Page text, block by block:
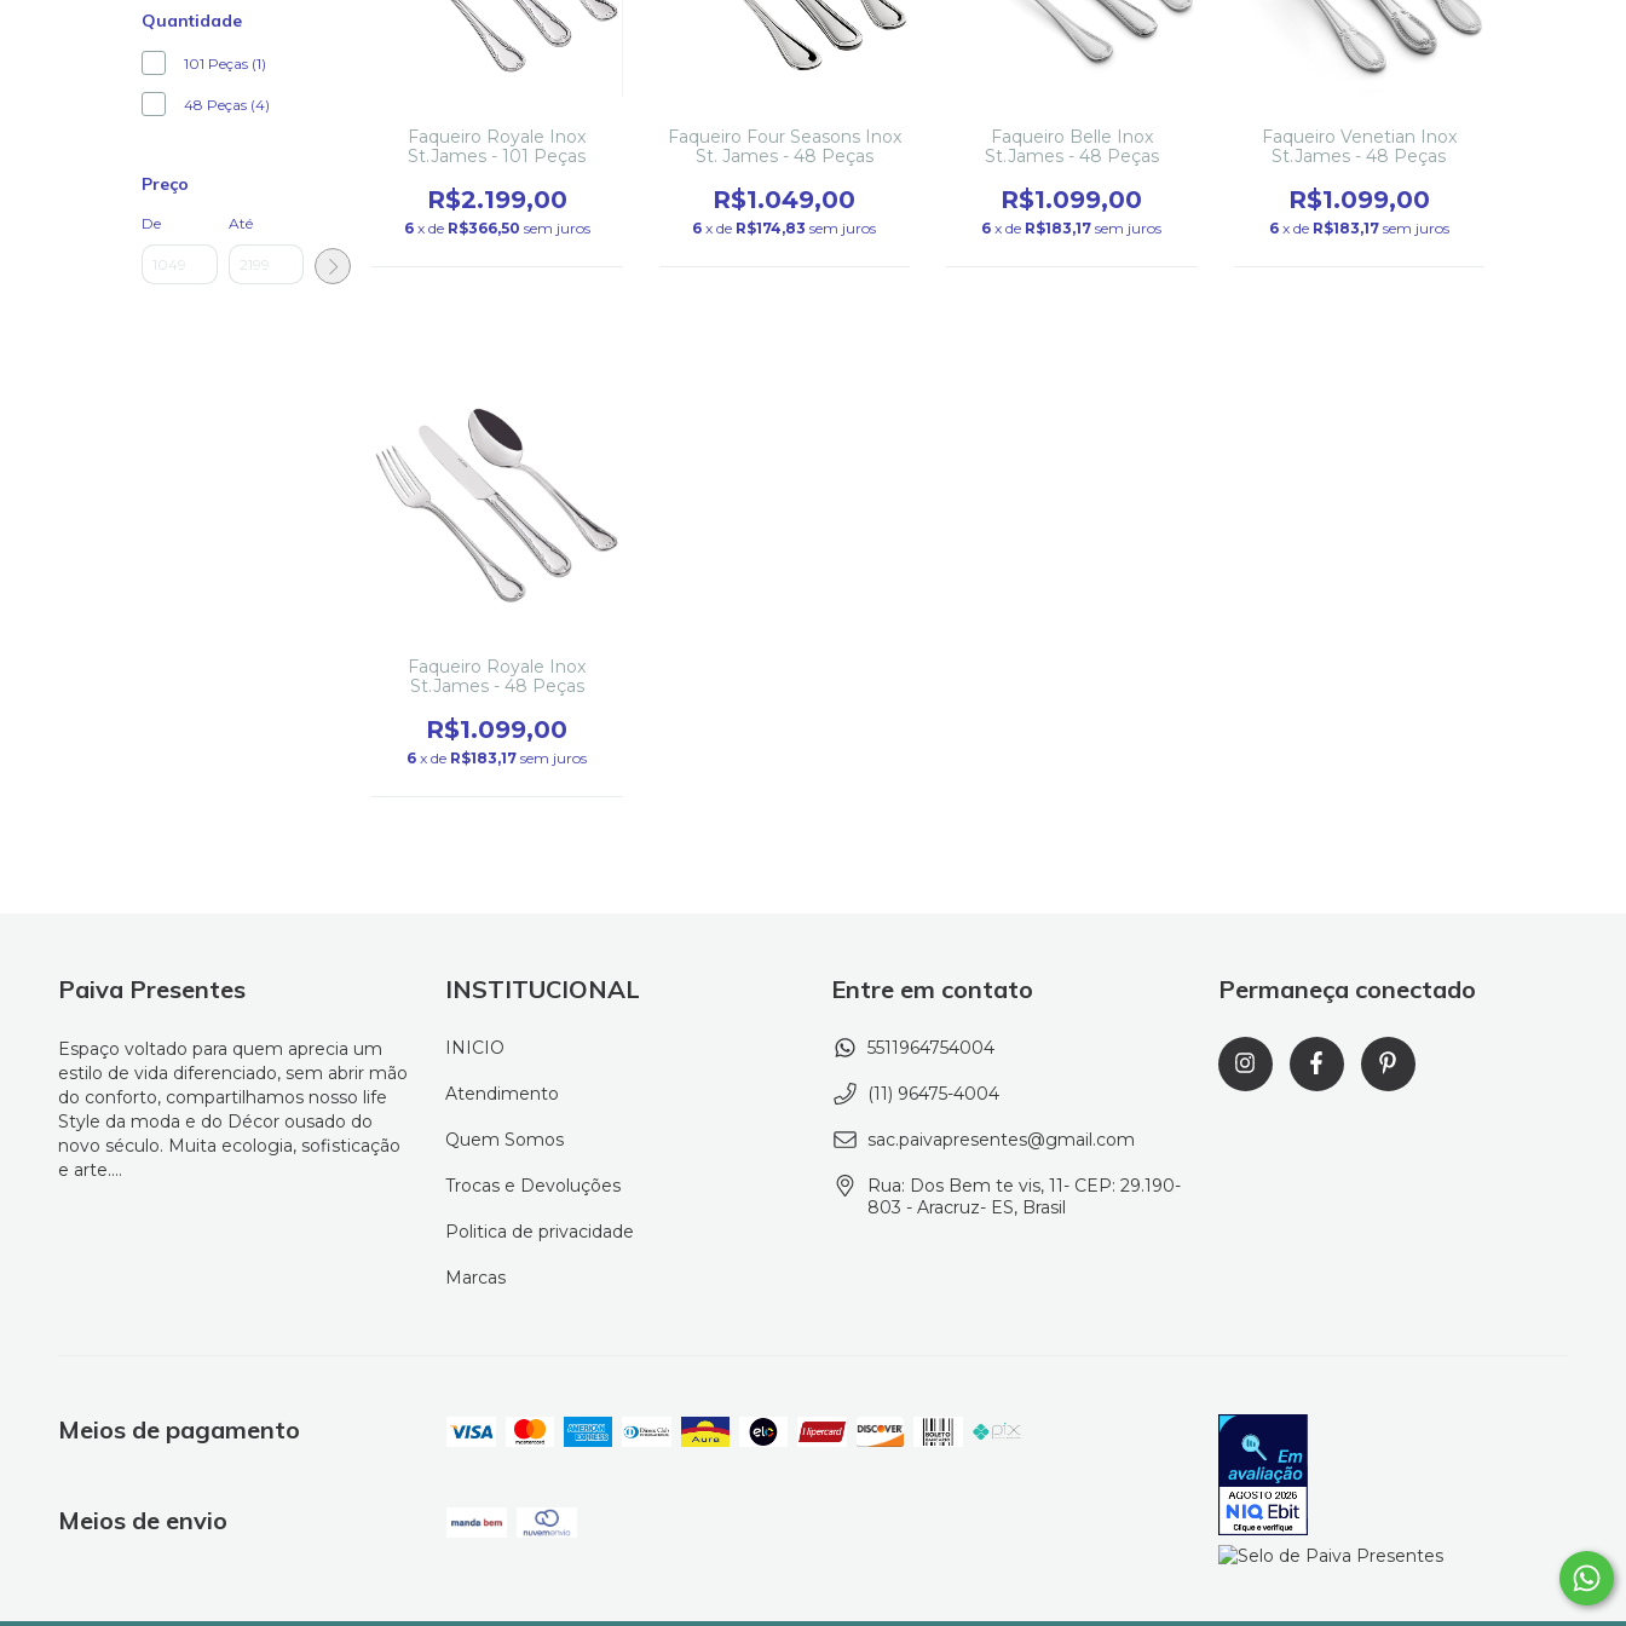
Quantidade
101 Peças (1)
48 Peças (4)
Preço
De Até
Faqueiro Royale Inox
St.James - 101 Peças
R$2.199,00
6 x de R$366,50 sem juros
Faqueiro Four Seasons Inox
St. James - 48 Peças
R$1.049,00
6 x de R$174,83 sem juros
Faqueiro Belle Inox
St.James - 48 Peças
R$1.099,00
6 x de R$183,17 sem juros
Faqueiro Venetian Inox
St.James - 48 Peças
R$1.099,00
6 x de R$183,17 sem juros
Faqueiro Royale Inox
St.James - 48 Peças
R$1.099,00
6 x de R$183,17 sem juros
Paiva Presentes
Espaço voltado para quem aprecia um
estilo de vida diferenciado, sem abrir mão
do conforto, compartilhamos nosso life
Style da moda e do Décor ousado do
novo século. Muita ecologia, sofisticação
e arte....
INSTITUCIONAL
INICIO
Atendimento
Quem Somos
Trocas e Devoluções
Politica de privacidade
Marcas
Entre em contato
5511964754004
(11) 96475-4004
sac.paivapresentes@gmail.com
Rua: Dos Bem te vis, 11- CEP: 29.190-
803 - Aracruz- ES, Brasil
Permaneça conectado
Meios de pagamento
Meios de envio